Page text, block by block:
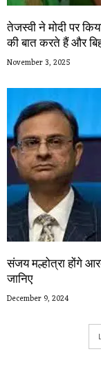
तेजस्वी ने मोदी पर
की बात करते हैं और
November 3, 2025
संजय मल्होत्रा होंगे
जानिए
December 9, 2024